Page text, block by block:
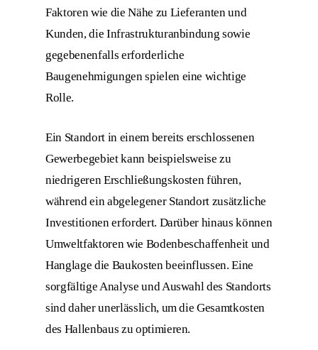
Faktoren wie die Nähe zu Lieferanten und
Kunden, die Infrastrukturanbindung sowie
gegebenenfalls erforderliche
Baugenehmigungen spielen eine wichtige
Rolle.
Ein Standort in einem bereits erschlossenen
Gewerbegebiet kann beispielsweise zu
niedrigeren Erschließungskosten führen,
während ein abgelegener Standort zusätzliche
Investitionen erfordert. Darüber hinaus können
Umweltfaktoren wie Bodenbeschaffenheit und
Hanglage die Baukosten beeinflussen. Eine
sorgfältige Analyse und Auswahl des Standorts
sind daher unerlässlich, um die Gesamtkosten
des Hallenbaus zu optimieren.